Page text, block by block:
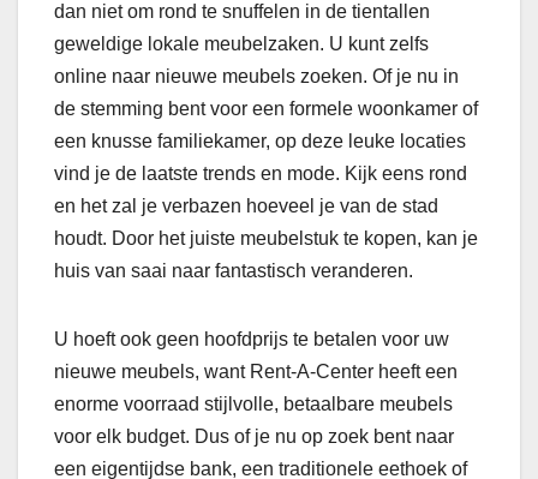
dan niet om rond te snuffelen in de tientallen
geweldige lokale meubelzaken. U kunt zelfs
online naar nieuwe meubels zoeken. Of je nu in
de stemming bent voor een formele woonkamer of
een knusse familiekamer, op deze leuke locaties
vind je de laatste trends en mode. Kijk eens rond
en het zal je verbazen hoeveel je van de stad
houdt. Door het juiste meubelstuk te kopen, kan je
huis van saai naar fantastisch veranderen.
U hoeft ook geen hoofdprijs te betalen voor uw
nieuwe meubels, want Rent-A-Center heeft een
enorme voorraad stijlvolle, betaalbare meubels
voor elk budget. Dus of je nu op zoek bent naar
een eigentijdse bank, een traditionele eethoek of